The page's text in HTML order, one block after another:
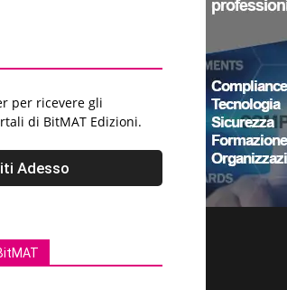
per ricevere gli
di BitMAT Edizioni.